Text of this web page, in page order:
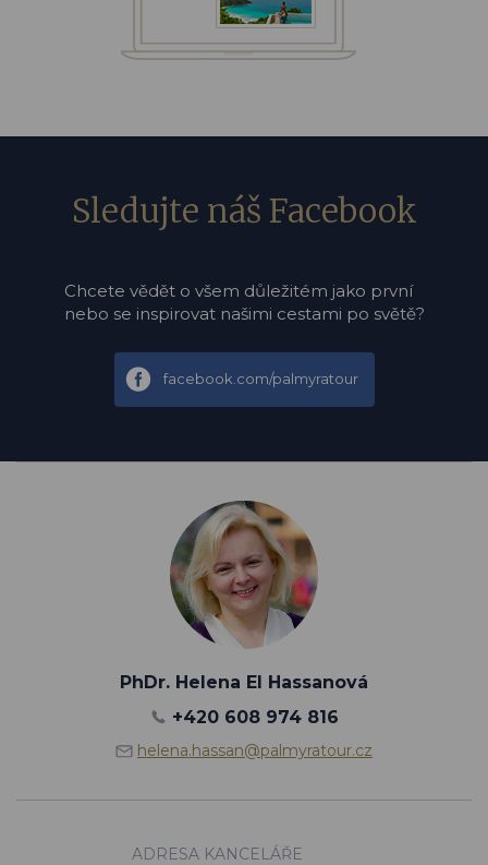
Sledujte náš Facebook
Chcete vědět o všem důležitém jako první
nebo se inspirovat našimi cestami po světě?
facebook.com/palmyratour
PhDr. Helena El Hassanová
+420 608 974 816
helena.hassan@palmyratour.cz
ADRESA KANCELÁŘE